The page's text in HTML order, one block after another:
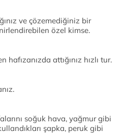
ve çözemediğiniz bir
özel kimse.
hafızanızda attığınız hızlı tur.
soğuk hava, yağmur gibi
şapka, peruk gibi